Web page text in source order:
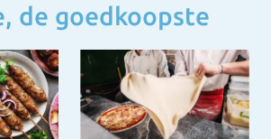
de goedkoopste